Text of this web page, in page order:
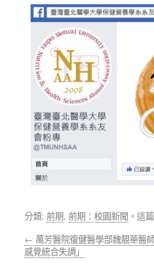
分類: 前期, 前期：校園新聞 。這
← 萬芳醫院復健醫學部魏靚華醫
感覺統合失調」